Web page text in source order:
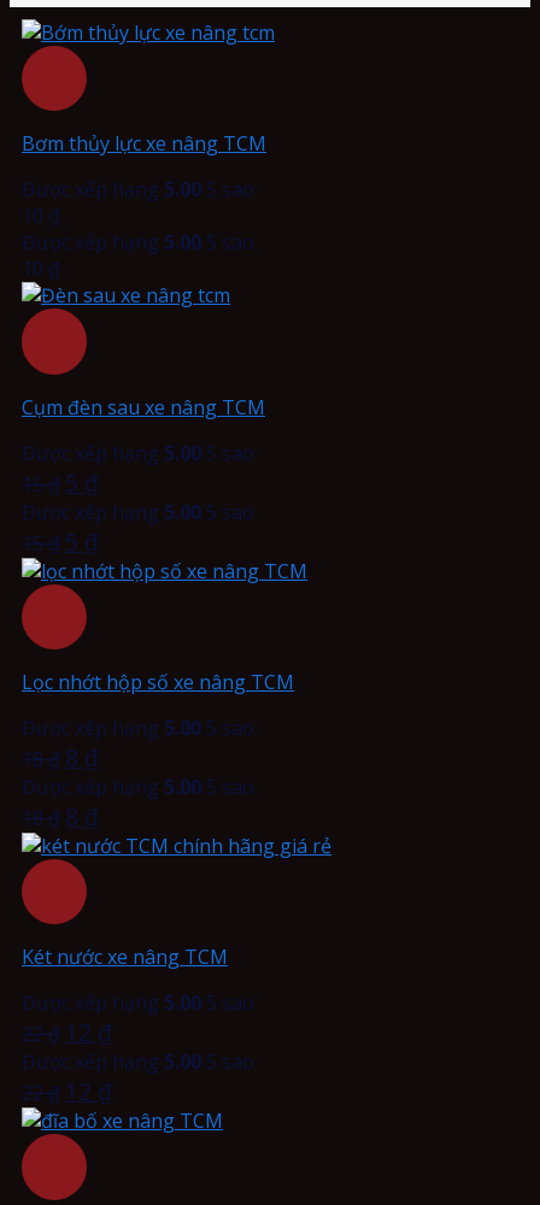
Bơm thủy lực xe nâng TCM
Được xếp hạng 5.00 5 sao
10 ₫
Được xếp hạng 5.00 5 sao
10 ₫
Cụm đèn sau xe nâng TCM
Được xếp hạng 5.00 5 sao
15₫ 5 ₫
Được xếp hạng 5.00 5 sao
15₫ 5 ₫
Lọc nhớt hộp số xe nâng TCM
Được xếp hạng 5.00 5 sao
18₫ 8 ₫
Được xếp hạng 5.00 5 sao
18₫ 8 ₫
Két nước xe nâng TCM
Được xếp hạng 5.00 5 sao
22₫ 12 ₫
Được xếp hạng 5.00 5 sao
22₫ 12 ₫